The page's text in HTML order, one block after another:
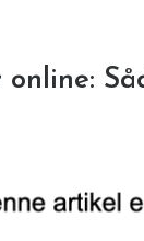
online: